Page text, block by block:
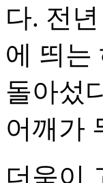
다. 전
에 띄는
돌아섰
어깨가
더욱이